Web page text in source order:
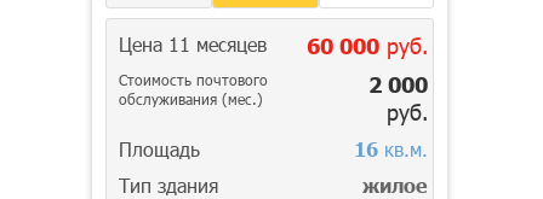
Цена 11 месяцев 60 000руб.
Стоимость почтового
обслуживания (мес.)
2 000
руб.
Площадь 16кв.м.
Тип здания
жилое